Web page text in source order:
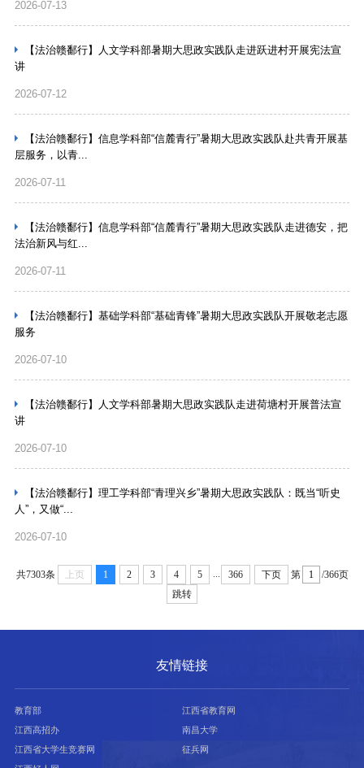
2026-07-13
【法治赣鄱行】人文学科部暑期大思政实践队走进跃进村开展宪法宣
讲
2026-07-12
【法治赣鄱行】信息学科部“信麓青行”暑期大思政实践队赴共青开展基
层服务，以青...
2026-07-11
【法治赣鄱行】信息学科部“信麓青行”暑期大思政实践队走进德安，把
法治新风与红...
2026-07-11
【法治赣鄱行】基础学科部“基础青锋”暑期大思政实践队开展敬老志愿
服务
2026-07-10
【法治赣鄱行】人文学科部暑期大思政实践队走进荷塘村开展普法宣
讲
2026-07-10
【法治赣鄱行】理工学科部“青理兴乡”暑期大思政实践队：既当“听史
人”，又做“...
2026-07-10
共7303条 上页 1 2 3 4 5 366 下页 第
/366页
跳转
友情链接
教育部
江西省教育网
江西高招办
南昌大学
江西省大学生竞赛网
征兵网